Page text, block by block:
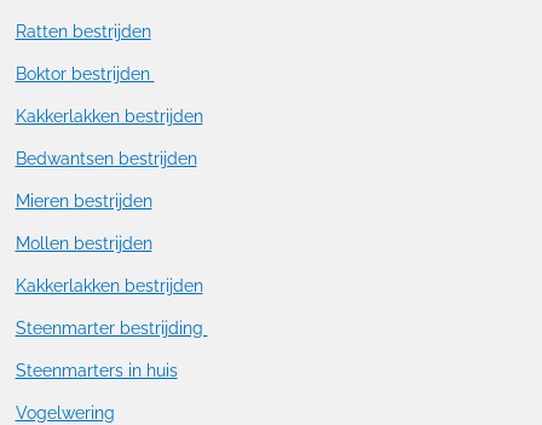
Ratten bestrijden
Boktor bestrijden
Kakkerlakken bestrijden
Bedwantsen bestrijden
Mieren bestrijden
Mollen bestrijden
Kakkerlakken bestrijden
Steenmarter bestrijding
Steenmarters in huis
Vogelwering